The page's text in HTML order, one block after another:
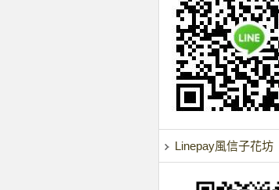
Linepay風信子花坊